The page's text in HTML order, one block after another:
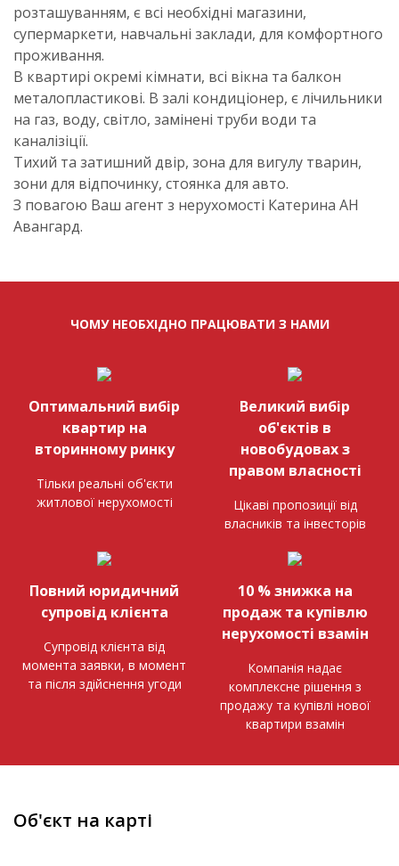
розташуванням, є всі необхідні магазини,
супермаркети, навчальні заклади, для комфортного
проживання.
В квартирі окремі кімнати, всі вікна та балкон
металопластикові. В залі кондиціонер, є лічильники
на газ, воду, світло, замінені труби води та
каналізіції.
Тихий та затишний двір, зона для вигулу тварин,
зони для відпочинку, стоянка для авто.
З повагою Ваш агент з нерухомості Катерина АН
Авангард.
ЧОМУ НЕОБХІДНО ПРАЦЮВАТИ З НАМИ
Оптимальний вибір
квартир на
вторинному ринку
Тільки реальні об'єкти
житлової нерухомості
Великий вибір
об'єктів в
новобудовах з
правом власності
Цікаві пропозиції від
власників та інвесторів
Повний юридичний
супровід клієнта
Супровід клієнта від
момента заявки, в момент
та після здійснення угоди
10 % знижка на
продаж та купівлю
нерухомості взамін
Компанія надає
комплексне рішення з
продажу та купівлі нової
квартири взамін
Об'єкт на карті